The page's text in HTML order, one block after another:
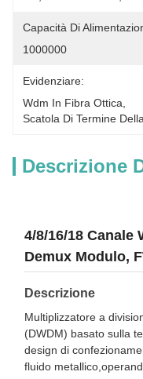
Capacità Di
1000000
Evidenziare:
Wdm In Fibra Ottica
Scatola Di Termine
Descrizione
4/8/16/18 Canale
Demux Modulo,
Descrizione
Multiplizzatore a
(DWDM) basato sulla
design di
fluido